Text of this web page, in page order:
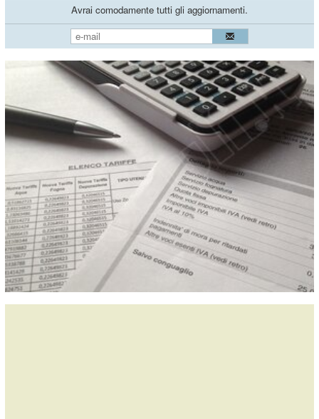
Avrai comodamente tutti gli aggiornamenti.